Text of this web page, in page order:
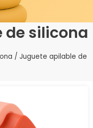
de silicona
/ Juguete apilable de